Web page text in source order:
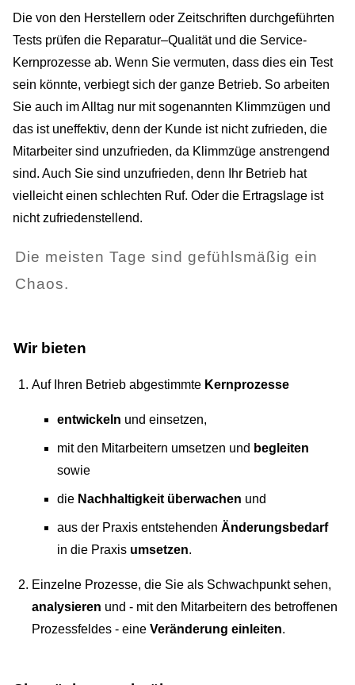
Die von den Herstellern oder Zeitschriften durchgeführten
Tests prüfen die Reparatur–Qualität und die Service-
Kernprozesse ab. Wenn Sie vermuten, dass dies ein Test
sein könnte, verbiegt sich der ganze Betrieb. So arbeiten
Sie auch im Alltag nur mit sogenannten Klimmzügen und
das ist uneffektiv, denn der Kunde ist nicht zufrieden, die
Mitarbeiter sind unzufrieden, da Klimmzüge anstrengend
sind. Auch Sie sind unzufrieden, denn Ihr Betrieb hat
vielleicht einen schlechten Ruf. Oder die Ertragslage ist
nicht zufriedenstellend.
Die meisten Tage sind gefühlsmäßig ein
Chaos.
Wir bieten
Auf Ihren Betrieb abgestimmte Kernprozesse
entwickeln und einsetzen,
mit den Mitarbeitern umsetzen und begleiten
sowie
die Nachhaltigkeit überwachen und
aus der Praxis entstehenden Änderungsbedarf
in die Praxis umsetzen.
Einzelne Prozesse, die Sie als Schwachpunkt sehen,
analysieren und - mit den Mitarbeitern des betroffenen
Prozessfeldes - eine Veränderung einleiten.